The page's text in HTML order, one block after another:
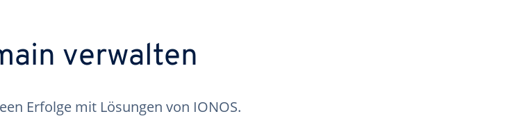
verwalten
Erfolge mit Lösungen von IONOS.